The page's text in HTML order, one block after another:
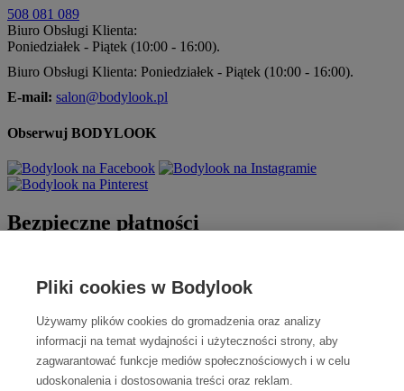
Pliki cookies w Bodylook
Używamy plików cookies do gromadzenia oraz analizy
informacji na temat wydajności i użyteczności strony, aby
zagwarantować funkcje mediów społecznościowych i w celu
udoskonalenia i dostosowania treści oraz reklam.
508 081 089
Biuro Obsługi Klienta:
Poniedziałek - Piątek (10:00 - 16:00).
Biuro Obsługi Klienta: Poniedziałek - Piątek (10:00 - 16:00).
E-mail: salon@bodylook.pl
Obserwuj BODYLOOK
Bezpieczne płatności